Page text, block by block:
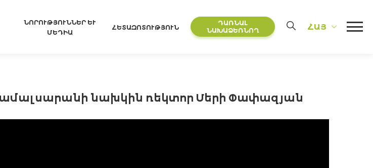
ՆՈՐՈՒԹՅՈՒՆՆԵՐ ԵՒ Մ
ԵԴԻԱ
ՀԵՏԱԶՈՏՈՒԹՅՈՒՆ
ԴԱՌՆԱԼ
ՆԱԽԱՁԵՌՆՈՂ
ՀԱՅ
նախկին ռեկտոր Մերի Փափազյան